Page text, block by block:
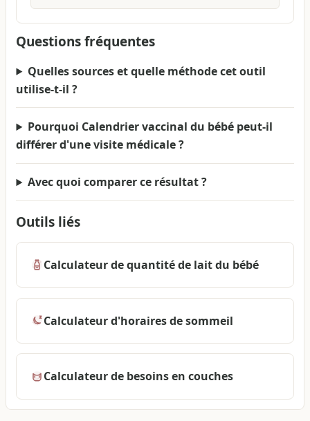
Questions fréquentes
Quelles sources et quelle méthode cet outil
utilise-t-il ?
Pourquoi Calendrier vaccinal du bébé peut-il
différer d'une visite médicale ?
Avec quoi comparer ce résultat ?
Outils liés
Calculateur de quantité de lait du bébé
Calculateur d'horaires de sommeil
Calculateur de besoins en couches